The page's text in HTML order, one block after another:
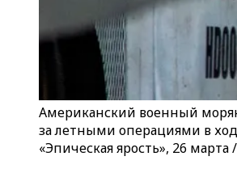
Американский военный
за летными операциями в
«Эпическая ярость», 26 марта